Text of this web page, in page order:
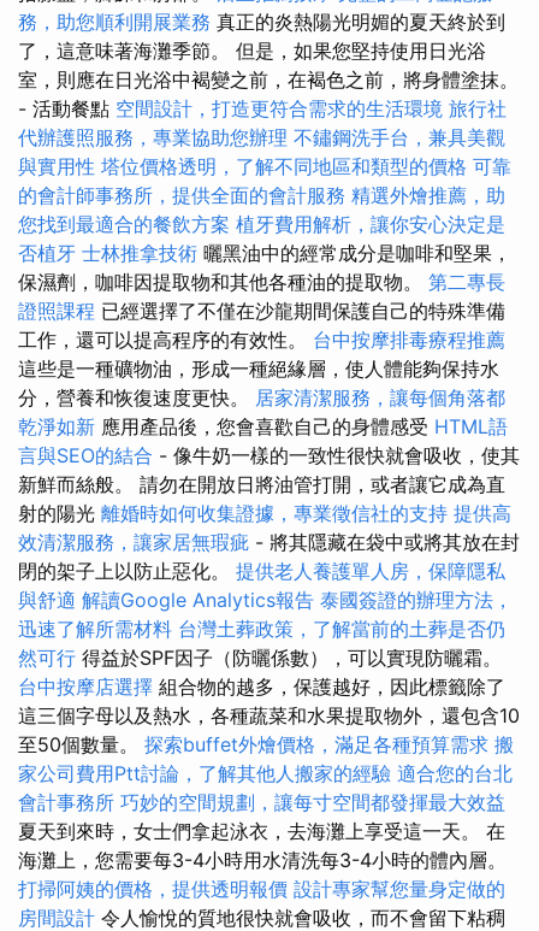
務，助您順利開展業務 真正的炎熱陽光明媚的夏天終於到
了，這意味著海灘季節。 但是，如果您堅持使用日光浴
室，則應在日光浴中褐變之前，在褐色之前，將身體塗抹。
- 活動餐點 空間設計，打造更符合需求的生活環境 旅行社
代辦護照服務，專業協助您辦理 不鏽鋼洗手台，兼具美觀
與實用性 塔位價格透明，了解不同地區和類型的價格 可靠
的會計師事務所，提供全面的會計服務 精選外燴推薦，助
您找到最適合的餐飲方案 植牙費用解析，讓你安心決定是
否植牙 士林推拿技術 曬黑油中的經常成分是咖啡和堅果，
保濕劑，咖啡因提取物和其他各種油的提取物。 第二專長
證照課程 已經選擇了不僅在沙龍期間保護自己的特殊準備
工作，還可以提高程序的有效性。 台中按摩排毒療程推薦
這些是一種礦物油，形成一種絕緣層，使人體能夠保持水
分，營養和恢復速度更快。 居家清潔服務，讓每個角落都
乾淨如新 應用產品後，您會喜歡自己的身體感受 HTML語
言與SEO的結合 - 像牛奶一樣的一致性很快就會吸收，使其
新鮮而絲般。 請勿在開放日將油管打開，或者讓它成為直
射的陽光 離婚時如何收集證據，專業徵信社的支持 提供高
效清潔服務，讓家居無瑕疵 - 將其隱藏在袋中或將其放在封
閉的架子上以防止惡化。 提供老人養護單人房，保障隱私
與舒適 解讀Google Analytics報告 泰國簽證的辦理方法，
迅速了解所需材料 台灣土葬政策，了解當前的土葬是否仍
然可行 得益於SPF因子（防曬係數），可以實現防曬霜。
台中按摩店選擇 組合物的越多，保護越好，因此標籤除了
這三個字母以及熱水，各種蔬菜和水果提取物外，還包含10
至50個數量。 探索buffet外燴價格，滿足各種預算需求 搬
家公司費用Ptt討論，了解其他人搬家的經驗 適合您的台北
會計事務所 巧妙的空間規劃，讓每寸空間都發揮最大效益
夏天到來時，女士們拿起泳衣，去海灘上享受這一天。 在
海灘上，您需要每3-4小時用水清洗每3-4小時的體內層。
打掃阿姨的價格，提供透明報價 設計專家幫您量身定做的
房間設計 令人愉悅的質地很快就會吸收，而不會留下粘稠